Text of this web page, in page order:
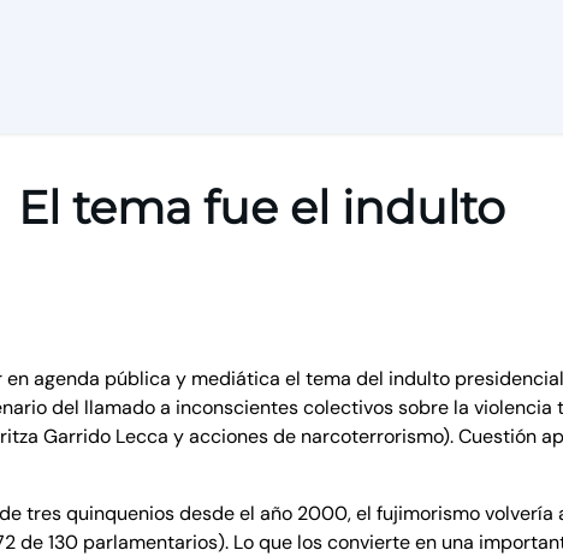
El tema fue el indulto
agenda pública y mediática el tema del indulto
del llamado a inconscientes colectivos sobre la violencia
Garrido Lecca y acciones de narcoterrorismo). Cuestión
tres quinquenios desde el año 2000, el fujimorismo
de 130 parlamentarios). Lo que los convierte en una